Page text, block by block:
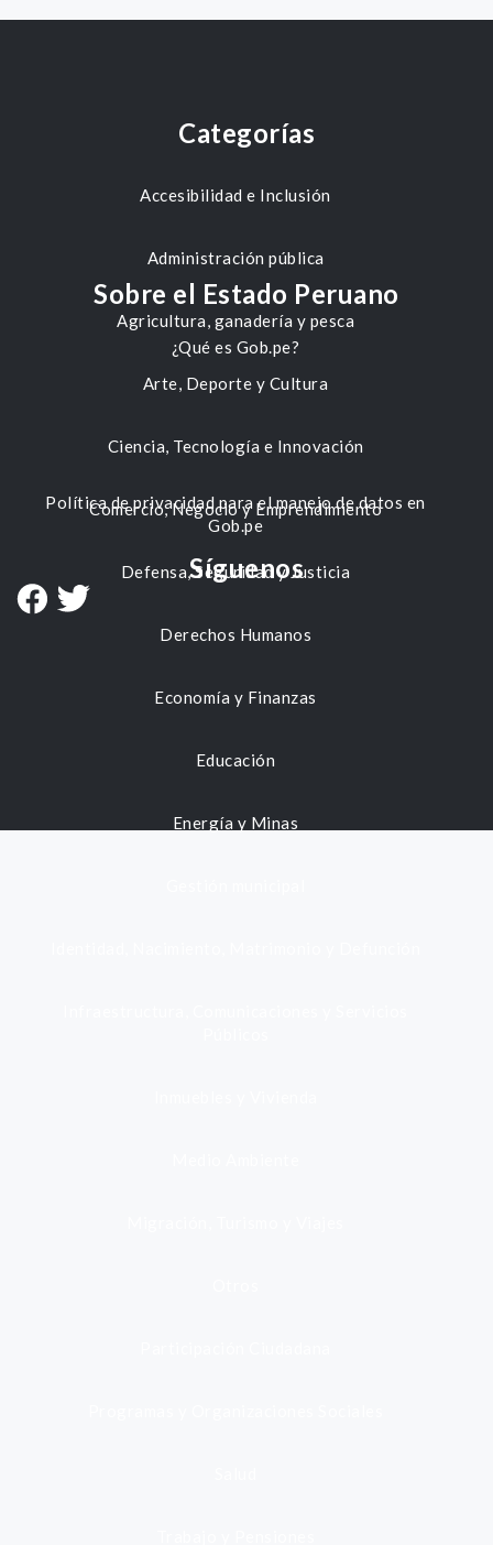
Categorías
Accesibilidad e Inclusión
Administración pública
Agricultura, ganadería y pesca
Arte, Deporte y Cultura
Ciencia, Tecnología e Innovación
Comercio, Negocio y Emprendimiento
Defensa, Seguridad y Justicia
Derechos Humanos
Economía y Finanzas
Educación
Energía y Minas
Sobre el Estado Peruano
¿Qué es Gob.pe?
Política de privacidad para el manejo de datos en
Gob.pe
Síguenos